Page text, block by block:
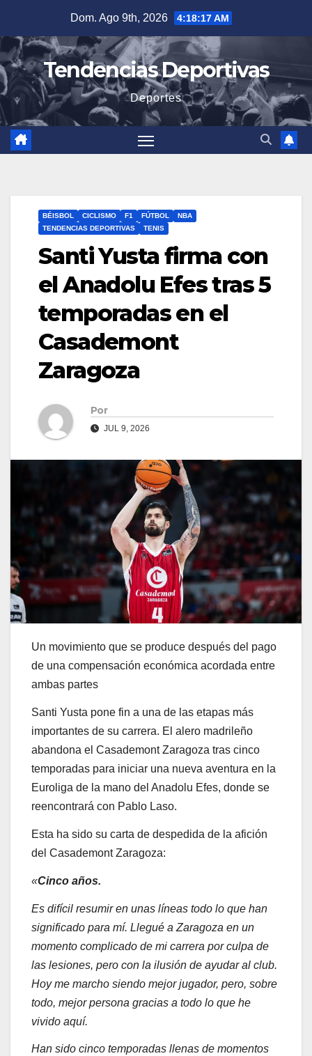
contenido
Dom. Ago 9th, 2026 4:18:18 AM
Tendencias Deportivas
Deportes
BÉISBOL CICLISMO F1 FÚTBOL
NBA
TENDENCIAS DEPORTIVAS
TENIS
Santi Yusta firma con
el Anadolu Efes tras 5
temporadas en el
Casademont
Zaragoza
Por
JUL 9, 2026
Un movimiento que se produce después del pago
de una compensación económica acordada entre
ambas partes
Santi Yusta pone fin a una de las etapas más
importantes de su carrera. El alero madrileño
abandona el Casademont Zaragoza tras cinco
temporadas para iniciar una nueva aventura en la
Euroliga de la mano del Anadolu Efes, donde se
reencontrará con Pablo Laso.
Esta ha sido su carta de despedida de la afición
del Casademont Zaragoza:
«Cinco años.
Es difícil resumir en unas líneas todo lo que han
significado para mí. Llegué a Zaragoza en un
momento complicado de mi carrera por culpa de
las lesiones, pero con la ilusión de ayudar al club.
Hoy me marcho siendo mejor jugador, pero, sobre
todo, mejor persona gracias a todo lo que he
vivido aquí.
Han sido cinco temporadas llenas de momentos